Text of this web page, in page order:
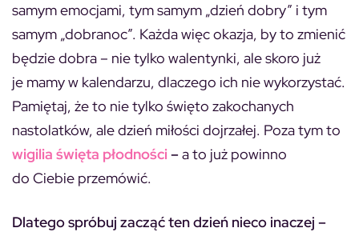
samym emocjami, tym samym „dzień dobry” i tym
samym „dobranoc”. Każda więc okazja, by to zmienić
będzie dobra – nie tylko walentynki, ale skoro już
je mamy w kalendarzu, dlaczego ich nie wykorzystać.
Pamiętaj, że to nie tylko święto zakochanych
nastolatków, ale dzień miłości dojrzałej. Poza tym to
wigilia święta płodności–a to już powinno
do Ciebie przemówić.
Dlatego spróbuj zacząć ten dzień nieco inaczej –